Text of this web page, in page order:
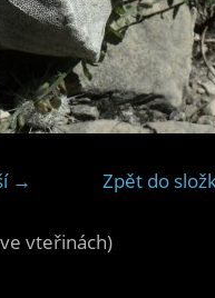
→ Zpět do
vteřinách)